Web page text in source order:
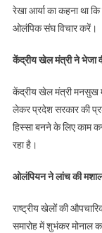
रेखा आर्या का कहना था
ओलंपिक संघ विचार करें।
केंद्रीय खेल मंत्री ने भेजा
केंद्रीय खेल मंत्री मनसुख
लेकर प्रदेश सरकार की
हिस्सा बनने के लिए काम
रहा है।
ओलंपियन ने लांच की
राष्ट्रीय खेलों की
समारोह में शुभंकर मोनाल